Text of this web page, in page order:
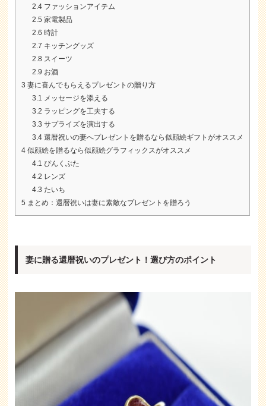
2.4 ファッションアイテム
2.5 家電製品
2.6 時計
2.7 キッチングッズ
2.8 スイーツ
2.9 お酒
3 妻に喜んでもらえるプレゼントの贈り方
3.1 メッセージを添える
3.2 ラッピングを工夫する
3.3 サプライズを演出する
3.4 還暦祝いの妻へプレゼントを贈るなら似顔絵ギフトがオススメ
4 似顔絵を贈るなら似顔絵グラフィックスがオススメ
4.1 ぴんくぶた
4.2 レンズ
4.3 たいち
5 まとめ：還暦祝いは妻に素敵なプレゼントを贈ろう
妻に贈る還暦祝いのプレゼント！選び方のポイント